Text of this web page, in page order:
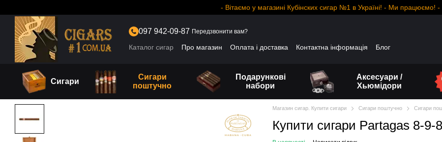
- Вітаємо у магазині Кубінских сигар №1 в Україні! - Ми працюємо! -
097 942-09-87 Передзвонити вам?
Каталог сигар Про магазин Оплата і доставка Контактна інформація Блог
Сигари
Сигари
поштучно
Подарункові
набори
Аксесуари /
Хьюмідори
Магазин сигар. Купити сигари Сигари поштучно Сигари
Купити сигари Partagas 8-9-